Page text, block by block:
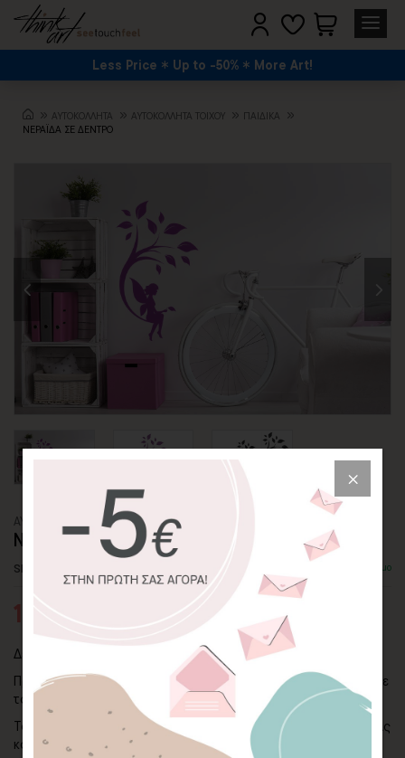
Less Price Up to -50% More Art!
ΑΥΤΟΚΟΛΛΗΤΑ ΑΥΤΟΚΟΛΛΗΤΑ ΤΟΙΧΟΥ
ΠΑΙΔΙΚΆ
ΝΕΡΑΪΔΑ ΣΕ ΔΕΝΤΡΟ
ΑΥΤΟΚΟΛΛΗΤΟ ΤΟΙΧΟΥ
ΝΕΡΑΪΔΑ ΣΕ ΔΕΝΤΡΟ
SKU: WLSTC-152-ADHC Διαθέσιμο
12,84€
Δεν υπάρχει τίποτα καλύτερο από ένα καλό παραμύθι!
Προσθέστε μια παραμυθένια φιγούρα στο παιδικό δωμάτιο με
το αυτοκόλλητο τοίχου "Νεράιδα σε Δέντρο"!
Το παραμυθένιο αυτοκόλλητο θα δώσει μια πινελιά φαντασίας
και χρωμάτων στο παιδικό δωμάτιο.